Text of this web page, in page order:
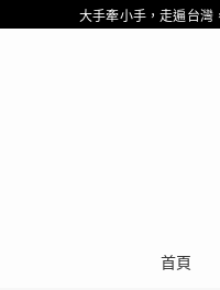
大手牽小手，走遍台灣
首頁